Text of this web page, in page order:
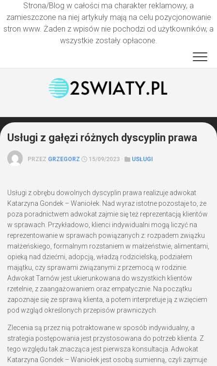
Strona/Blog w całości ma charakter reklamowy, a
zamieszczone na niej artykuły mają na celu pozycjonowanie
stron www. Żaden z wpisów nie pochodzi od użytkowników, a
wszystkie zostały opłacone.
Usługi z gałęzi różnych dyscyplin prawa
PRZEZ GRZEGORZ 15/09/2023 · USŁUGI
Usługi z obrębu dowolnych dyscyplin prawa realizuje adwokat
Katarzyna Gondek – Waniołek. Nad wyraz istotne pozostaje to, że
poza poradnictwem adwokat zajmie się też reprezentacją klientów
w sprawach. Przykładowo, klienci indywidualni mogą liczyć na
reprezentowanie w sprawach powiązanych z: rozpadem związku
małżeńskiego, formalnym rozstaniem w małżeństwie, alimentami,
opieką nad dziećmi, adopcją, władzą rodzicielską, podziałem
majątku, czy sprawami związanymi z przemocą w rodzinie.
Adwokat Tarnów jest ukierunkowana do wszystkich klientów
rzetelnie, z zaangażowaniem oraz empatycznie. Na początku
zapoznaje się ze sprawą klienta, a potem interpretuje ją z wzięciem
pod wzgląd określonych przepisów prawniczych.
Zlecenia są przez nią potraktowane w sposób indywidualny, a
strategia postępowania jest przystosowana do potrzeb klienta. Z
tego względu tak znacząca jest pierwsza konsultacja. Adwokat
Katarzyna Gondek – Waniołek jest osobą sumienną, czyli zajmuje